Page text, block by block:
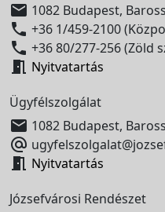
 1082 Budapest,
 +36 1/459-2100
 +36 80/277-256 (Zöld
 Nyitvatartás
Ügyfélszolgálat
 1082 Budapest,

 Nyitvatartás
Józsefvárosi Rendészet